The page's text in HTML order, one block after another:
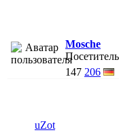
Mosche
Посетитель
147 206
uZot